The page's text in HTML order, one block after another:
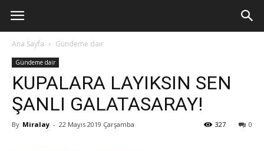
Ana Sayfa Gündeme dair
Gündeme dair
KUPALARA LAYIKSIN SEN
ŞANLI GALATASARAY!
By Miralay - 22 Mayıs 2019 Çarşamba 0
327